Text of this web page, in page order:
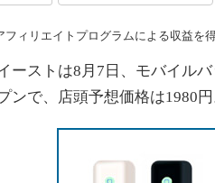
ィリエイトプログラムによる収益を
ーストは8月7日、モバイルバ
ンで、店頭予想価格は1980円